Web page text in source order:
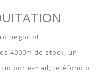
215 / 7.0 -
198 / 6.6 -
negocio!
4000m de stock, un
por e-mail, teléfono o